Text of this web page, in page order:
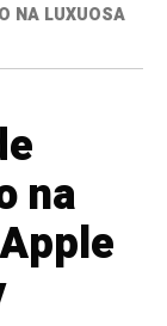
NA LUXUOSA
na